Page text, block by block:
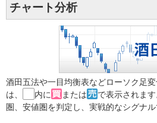
チャート分析
酒田五法や一目均衡表などローソク足
は、
内に または
で表示されま
圏、安値圏を判定し、実戦的なシグナル